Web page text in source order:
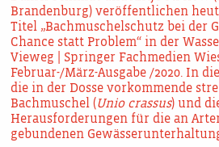
Brandenburg) veröffentlichen
Titel „Bachmuschelschutz bei der
Chance statt Problem“ in der
Vieweg | Springer Fachmedien
Februar-/März-Ausgabe /2020. In
die in der Dosse vorkommende
Bachmuschel (Unio crassus) und
Herausforderungen für die an
gebundenen